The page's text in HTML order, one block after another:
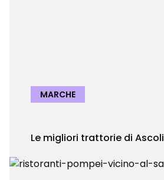
MARCHE
Le migliori trattorie di Ascoli